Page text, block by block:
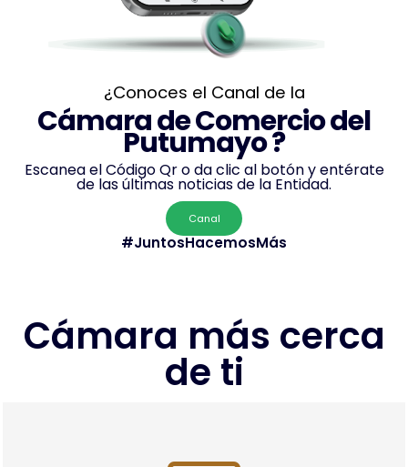
¿Conoces el Canal de la
Cámara de Comercio del
Putumayo ?
Escanea el Código Qr o da clic al botón y entérate
de las últimas noticias de la Entidad.
Canal
#JuntosHacemosMás
Cámara más cerca
de ti